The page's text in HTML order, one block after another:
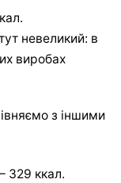
невеликий: в
виробах
з іншими
329 ккал.